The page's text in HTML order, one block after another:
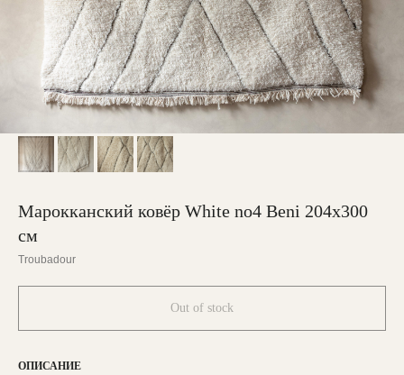
Марокканский ковёр White no4 Beni 204х300
см
Troubadour
Out of stock
ОПИСАНИЕ